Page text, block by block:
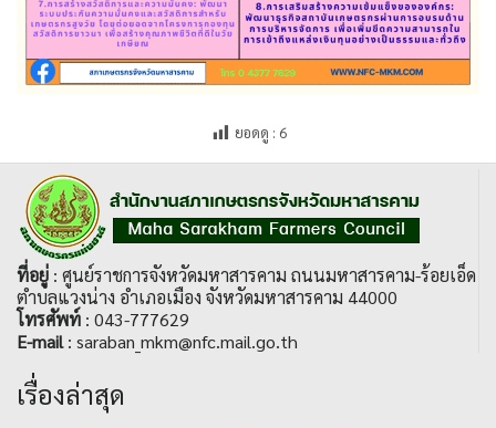
ยอดดู : 6
ที่อยู่ : ศูนย์ราชการจังหวัดมหาสารคาม ถนนมหาสารคาม-ร้อยเอ็ด
ตำบลแวงน่าง อำเภอเมือง จังหวัดมหาสารคาม 44000
โทรศัพท์ : 043-777629
E-mail: saraban_mkm@nfc.mail.go.th
เรื่องล่าสุด